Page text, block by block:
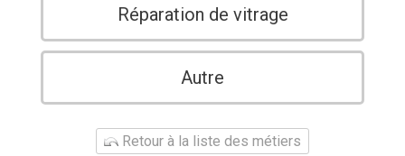
Réparation de vitrage
Autre
Retour à la liste des métiers